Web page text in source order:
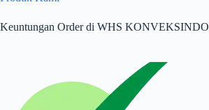
Keuntungan Order di WHS KONVEKSINDO